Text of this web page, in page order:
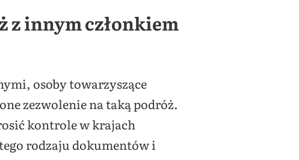
z innym członkiem
osoby towarzyszące
zezwolenie na taką podróż.
kontrole w krajach
rodzaju dokumentów i